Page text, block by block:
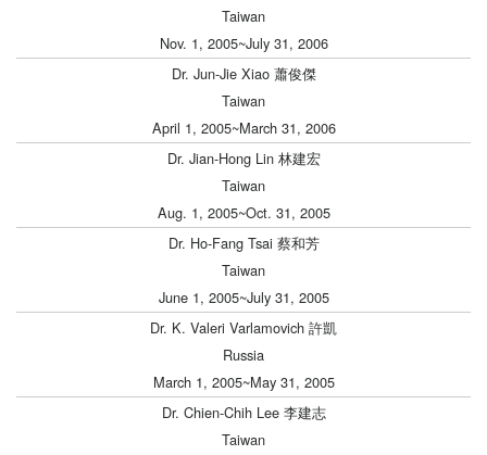
Taiwan
Nov. 1, 2005~July 31, 2006
Dr. Jun-Jie Xiao 蕭俊傑
Taiwan
April 1, 2005~March 31, 2006
Dr. Jian-Hong Lin 林建宏
Taiwan
Aug. 1, 2005~Oct. 31, 2005
Dr. Ho-Fang Tsai 蔡和芳
Taiwan
June 1, 2005~July 31, 2005
Dr. K. Valeri Varlamovich 許凱
Russia
March 1, 2005~May 31, 2005
Dr. Chien-Chih Lee 李建志
Taiwan